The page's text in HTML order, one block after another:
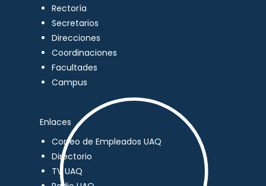
Rectoría
Secretarios
Direcciones
Coordinaciones
Facultades
Campus
Enlaces
Correo de Empleados UAQ
Directorio
TV UAQ